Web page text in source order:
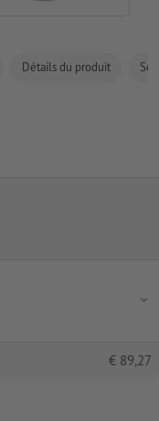
Détails du produit
€ 89,27